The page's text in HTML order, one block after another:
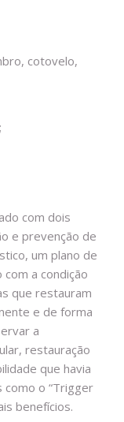
cotovelo,
com dois
e prevenção de
um plano de
a condição
que restauram
e de forma
a
restauração
que havia
como o “Trigger
benefícios.